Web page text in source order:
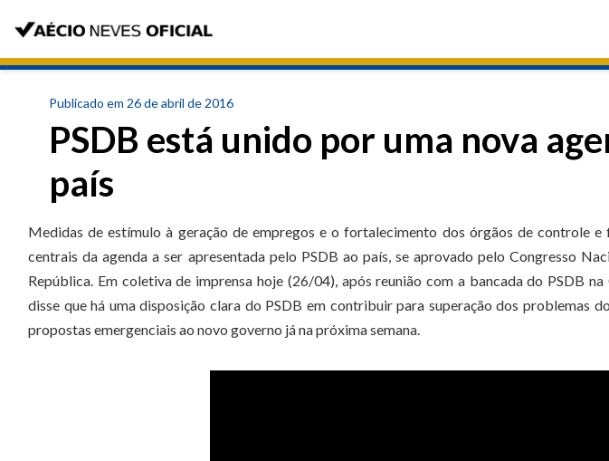
Publicado em 26 de abril de 2016
PSDB está unido por uma nova
país
Medidas de estímulo à geração de empregos e o fortalecimento dos órgãos de controle
centrais da agenda a ser apresentada pelo PSDB ao país, se aprovado pelo Congresso
República. Em coletiva de imprensa hoje (26/04), após reunião com a bancada do PSDB
disse que há uma disposição clara do PSDB em contribuir para superação dos problemas
propostas emergenciais ao novo governo já na próxima semana.